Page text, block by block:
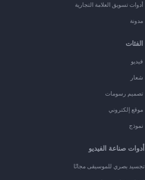
أدوات تسويق العلامة التجارية
مدونة
الفئات
فيديو
شعار
تصميم رسومات
موقع إلكتروني
نموذج
أدوات صناعة الفيديو
تجسيد بصري للموسيقى مجانًا